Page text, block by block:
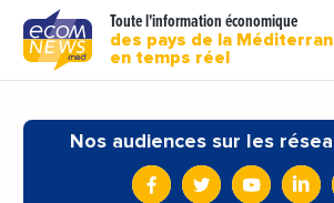
Toute l'information économique
des pays de la
en temps réel
Nos audiences sur les